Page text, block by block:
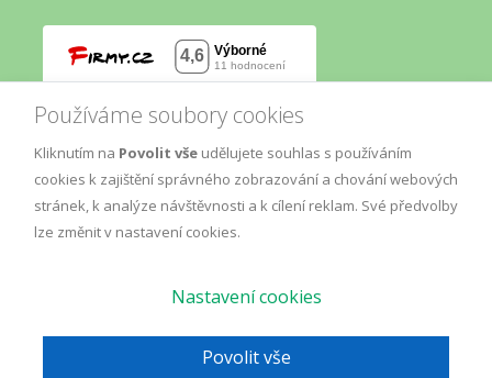
Používáme soubory cookies
Kliknutím na Povolit vše udělujete souhlas s používáním
cookies k zajištění správného zobrazování a chování webových
stránek, k analýze návštěvnosti a k cílení reklam. Své předvolby
lze změnit v nastavení cookies.
Nastavení cookies
Povolit vše
Marketing, All Rights Reserved.